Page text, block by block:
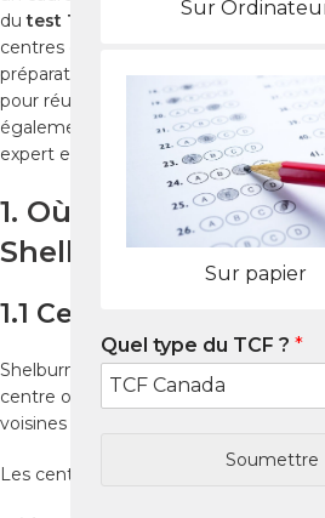
Sur
Sur papier
Quel type du TCF ? *
Soumettre
dutest TCF Canada
. Dans ce guide
centres disponibles, les modalités du
préparation, les ressources
pour réussir votretcf canada exam
.
également les outils en ligne de
expert en
préparation TCF Canada et
1. Où passer le TCF
Shelburne ?
1.1 Centres TCF
Shelburne est une petite ville côtière
centre officiel. Les candidats peuvent
voisines pour passer leur
Les centres proches incluent :